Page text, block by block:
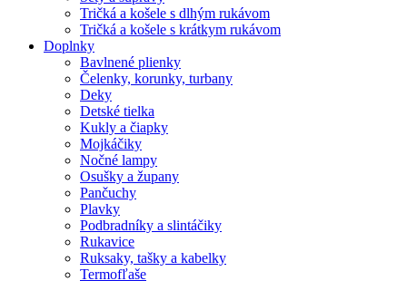
Tričká a košele s dlhým rukávom
Tričká a košele s krátkym rukávom
Doplnky
Bavlnené plienky
Čelenky, korunky, turbany
Deky
Detské tielka
Kukly a čiapky
Mojkáčiky
Nočné lampy
Osušky a župany
Pančuchy
Plavky
Podbradníky a slintáčiky
Rukavice
Ruksaky, tašky a kabelky
Termofľaše